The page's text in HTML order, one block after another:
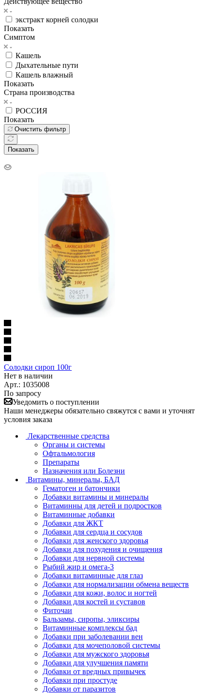
экстракт корней солодки
Показать
Симптом
Кашель
Дыхательные пути
Кашель влажный
Показать
Страна производства
РОССИЯ
Показать
Очистить фильтр
Показать
Солодки сироп 100г
Нет в наличии
Арт.: 1035008
По запросу
Уведомить о поступлении
Наши менеджеры обязательно свяжутся с вами и уточнят
условия заказа
Лекарственные средства
Органы и системы
Офтальмология
Препараты
Назначения или Болезни
Витамины, минералы, БАД
Гематоген и батончики
Добавки витамины и минералы
Витаминны для детей и подростков
Витаминные добавки
Добавки для ЖКТ
Добавки для сердца и сосудов
Добавки для женского здоровья
Добавки для похудения и очищения
Добавки для нервной системы
Рыбий жир и омега-3
Добавки витаминные для глаз
Добавки для нормализации обмена веществ
Добавки для кожи, волос и ногтей
Добавки для костей и суставов
Фиточаи
Бальзамы, сиропы, эликсиры
Витаминные комплексы бад
Добавки при заболевании вен
Добавки для мочеполовой системы
Добавки для мужского здоровья
Добавки для улучшения памяти
Добавки от вредных привычек
Добавки при простуде
Добавки от паразитов